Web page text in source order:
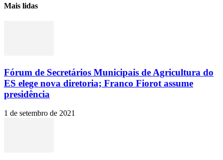
Mais lidas
Fórum de Secretários Municipais de Agricultura do
ES elege nova diretoria; Franco Fiorot assume
presidência
1 de setembro de 2021